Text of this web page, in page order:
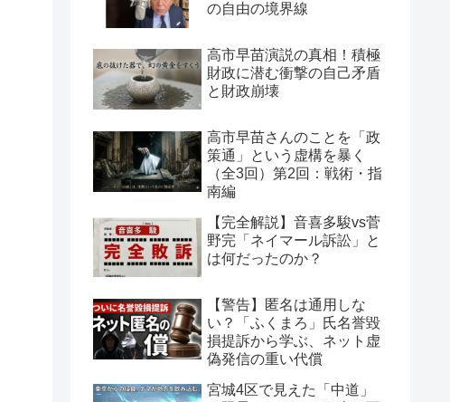
の自由の境界線
高市早苗演説の真相！積極
財政に潜む衝撃の自己矛盾
と財政崩壊
高市早苗さんのことを「政
策通」という虚構を暴く
（全3回）第2回：戦術・指
南編
【完全解説】音喜多駿vs菅
野完「ネイマール訴訟」と
は何だったのか？
【警告】匿名は通用しな
い？「ふくまろ」氏名誉毀
損提訴から学ぶ、ネット虚
偽発信の重い代償
宮城4区で見えた「中道」